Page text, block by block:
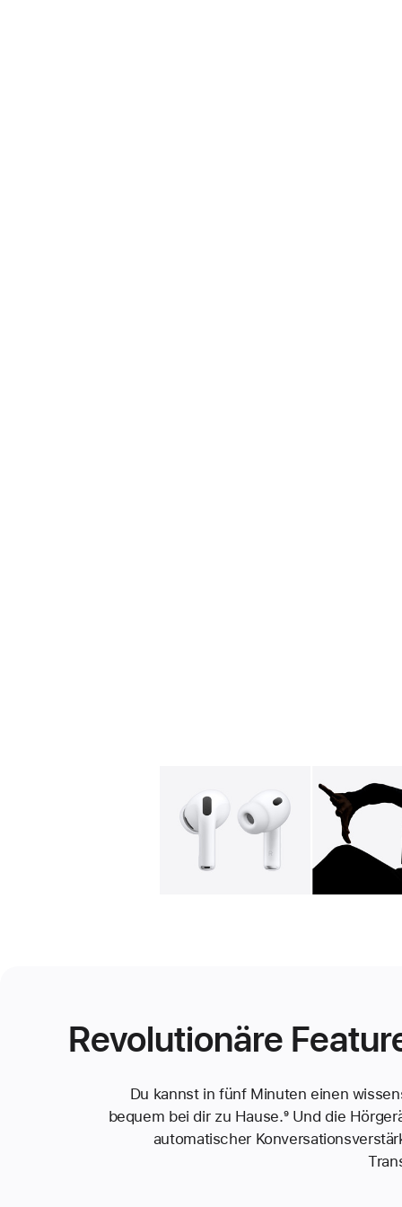
Revolutionäre
Du kannst in fünf Minuten einen
bequem bei dir zu Hause.Fußnote
⁹ Und die
automatischer